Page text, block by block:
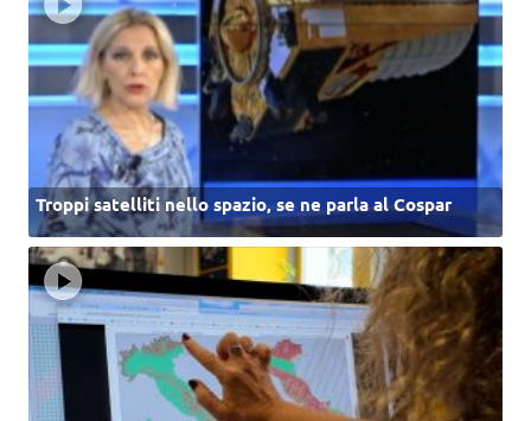
Troppi satelliti nello spazio, se ne parla al Cospar